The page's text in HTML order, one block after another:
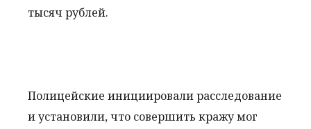
тысяч рублей.
Полицейские инициировали расследование
и установили, что совершить кражу мог